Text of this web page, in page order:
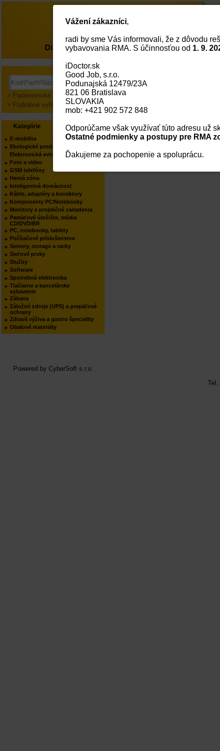
> Parametrické vyhľadávanie
> Podrobné vyhľadávanie
Kategórie Výrobcovia
E-mobilita
Ekologické produkty
Elektronická evidencia tržieb
Foto a video
GSM telefóny
Herná zóna
Inteligentná domácnosť
Káble, adaptéry a konektory
Komponenty PC/Notebooky
Monitory a projekčné zariadenia
Pamäťové úložište, média
CD/DVD/BR
PC, notebooky, tablety
Počítačové príslušenstvo
Servery, storage a racky
Sieťové prvky
Služby
Software
Spotrebná elektronika
Tlačiarne a kancelárske
vybavenie
Zábava
Záložné zdroje (UPS) a prepäťové
ochrany
Zdravá výživa a gastro špeciality
Obalové materiály
O nás
Powered by CyberSoft s.r.o.
Vážení zákazníci,
radi by sme Vás informovali, že z dôvodu
vybavovania RMA. S účinnosťou od 1. 9.
iDoctor.sk
Good Job, s.r.o.
Podunajská 12479/23A
821 06 Bratislava
SLOVAKIA
mob: +421 902 572 848
Odporúčame však využívať túto adresu už
Ostatné podmienky a postupy pre RMA
Ďakujeme za pochopenie a spoluprácu.